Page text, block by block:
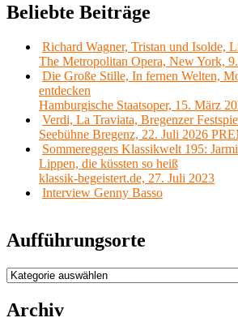
Beliebte Beiträge
Richard Wagner, Tristan und Isolde,
The Metropolitan Opera, New York,
Die Große Stille, In fernen Welten,
entdecken
Hamburgische Staatsoper, 15. März
Verdi, La Traviata, Bregenzer
Seebühne Bregenz, 22. Juli 2026
Sommereggers Klassikwelt 195:
Lippen, die küssten so heiß
klassik-begeistert.de, 27. Juli 2023
Interview Genny Basso
Aufführungsorte
Aufführungsorte
Archiv